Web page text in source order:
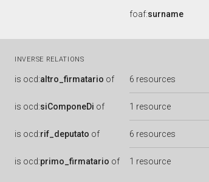
foaf:surname
INVERSE RELATIONS
is ocd:altro_firmatario of 6 resources
is ocd:siComponeDi of 1 resource
is ocd:rif_deputato of 6 resources
is ocd:primo_firmatario of 1 resource